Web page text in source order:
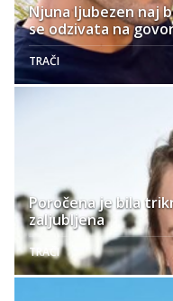
Njuna ljubezen naj
se odzivata na
TRAČI
Poročena je bila
zaljubljena
TRAČI